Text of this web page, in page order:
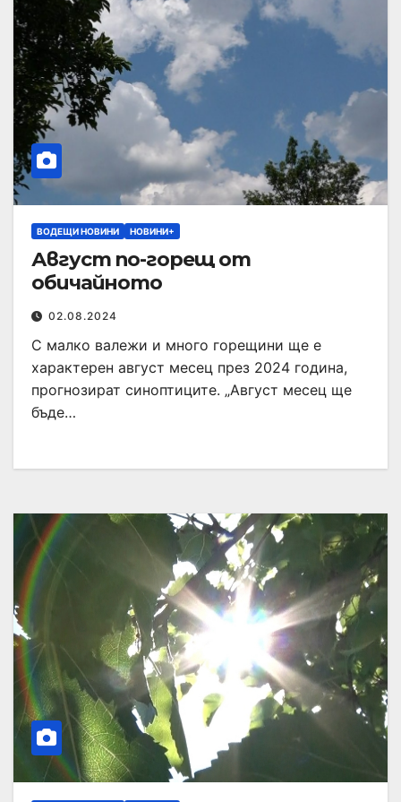
ВОДЕЩИ НОВИНИ НОВИНИ+
Август по-горещ от
обичайното
02.08.2024
С малко валежи и много горещини ще е
характерен август месец през 2024 година,
прогнозират синоптиците. „Август месец ще
бъде…